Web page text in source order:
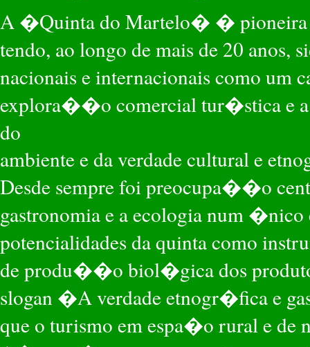
A �Quinta do Martelo� � pioneira
tendo, ao longo de mais de 20 anos,
nacionais e internacionais como
explora��o comercial tur�stica e
do
ambiente e da verdade cultural e
Desde sempre foi preocupa��o
gastronomia e a ecologia num
potencialidades da quinta como
de produ��o biol�gica dos
slogan �A verdade etnogr�fica e
que o turismo em espa�o rural e de